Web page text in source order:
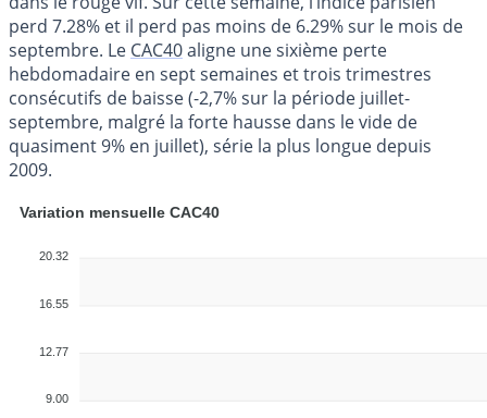
perd 7.28% et il perd pas moins de 6.29% sur le mois de
septembre. Le CAC40aligne une sixième perte
hebdomadaire en sept semaines et trois trimestres
consécutifs de baisse (-2,7% sur la période juillet-
septembre, malgré la forte hausse dans le vide de
quasiment 9% en juillet), série la plus longue depuis
2009.